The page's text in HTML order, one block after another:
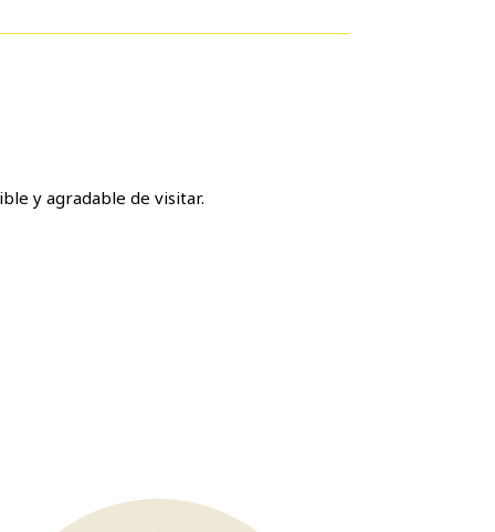
y agradable de visitar.